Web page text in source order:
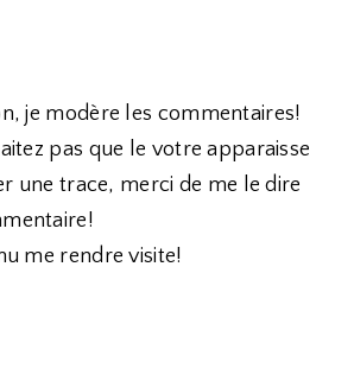
je modère les commentaires!
pas que le votre apparaisse
une trace, merci de me le dire
me rendre visite!